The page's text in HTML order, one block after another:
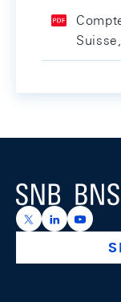
Logo
https://x.com/
https://